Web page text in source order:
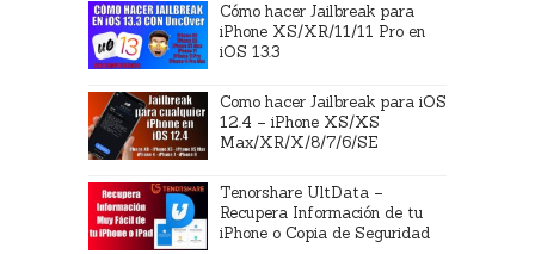
Cómo hacer Jailbreak para
iPhone XS/XR/11/11 Pro en
iOS 13.3
Como hacer Jailbreak para iOS
12.4 – iPhone XS/XS
Max/XR/X/8/7/6/SE
Tenorshare UltData –
Recupera Información de tu
iPhone o Copia de Seguridad